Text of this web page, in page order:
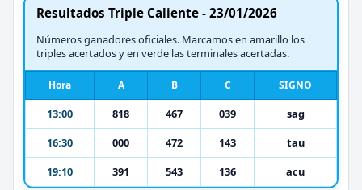
Resultados Triple Caliente - 23/01/2026
Números ganadores oficiales. Marcamos en amarillo los
triples acertados y en verde las terminales acertadas.
Hora A B C SIGNO
13:00 818 467 039
sag
16:30
000 472 143
tau
19:10
391 543 136 acu